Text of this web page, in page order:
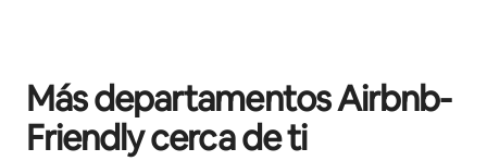
Más departamentos Airbnb-
Friendly cerca de ti